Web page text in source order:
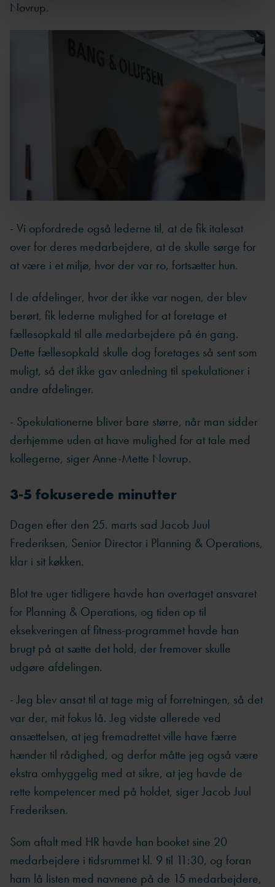
Novrup.
- Vi opfordrede også lederne til, at de fik italesat
over for deres medarbejdere, at de skulle sørge for
at være i et miljø, hvor der var ro, fortsætter hun.
I de afdelinger, hvor der ikke var nogen, der blev
berørt, fik lederne mulighed for at foretage et
fællesopkald til alle medarbejdere på én gang.
Dette fællesopkald skulle dog foretages så sent som
muligt, så det ikke gav anledning til spekulationer i
andre afdelinger.
- Spekulationerne bliver bare større, når man sidder
derhjemme uden at have mulighed for at tale med
kollegerne, siger Anne-Mette Novrup.
3-5 fokuserede minutter
Dagen efter den 25. marts sad Jacob Juul
Frederiksen, Senior Director i Planning & Operations,
klar i sit køkken.
Blot tre uger tidligere havde han overtaget ansvaret
for Planning & Operations, og tiden op til
eksekveringen af fitness-programmet havde han
brugt på at sætte det hold, der fremover skulle
udgøre afdelingen.
- Jeg blev ansat til at tage mig af forretningen, så det
var der, mit fokus lå. Jeg vidste allerede ved
ansættelsen, at jeg fremadrettet ville have færre
hænder til rådighed, og derfor måtte jeg også være
ekstra omhyggelig med at sikre, at jeg havde de
rette kompetencer med på holdet, siger Jacob Juul
Frederiksen.
Som aftalt med HR havde han booket sine 20
medarbejdere i tidsrummet kl. 9 til 11:30, og foran
ham lå listen med navnene på de 15 medarbejdere,